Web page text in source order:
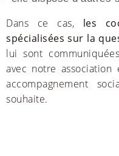
Dans ce cas, les
spécialisées sur la
lui sont
avec notre
accompagnement
souhaite.